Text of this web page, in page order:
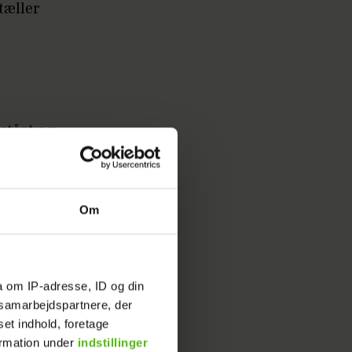
Om
om IP-adresse, ID og din
der
indhold, foretage
under indstillinger
og
syn